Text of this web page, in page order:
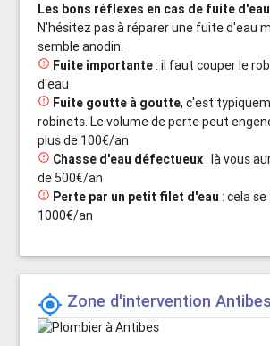
Les bons réflexes en cas de fuite d'eau
N'hésitez pas à réparer une fuite d'eau
semble anodin.
 Fuite importante: il faut couper le
d'eau
 Fuite goutte à goutte, c'est
robinets. Le volume de perte peut
plus de 100€/an
 Chasse d'eau défectueux: là vous
de 500€/an
 Perte par un petit filet d'eau : cela
1000€/an
 Zone d'intervention Antibes